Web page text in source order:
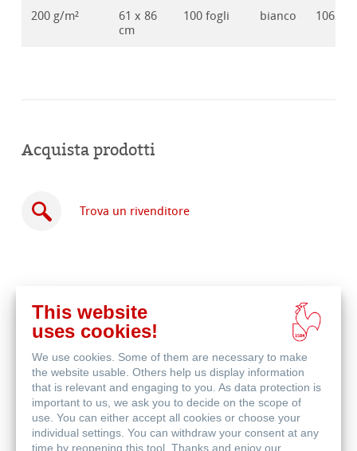
200 g/m²
61 x 86
cm
100 fogli bianco
Acquista prodotti
Trova un rivenditore
Acquista
online
This website
uses cookies!
We use cookies. Some of them are necessary to make
the website usable. Others help us display information
that is relevant and engaging to you. As data protection is
important to us, we ask you to decide on the scope of
use. You can either accept all cookies or choose your
individual settings. You can withdraw your consent at any
time by reopening this tool. Thanks and enjoy our